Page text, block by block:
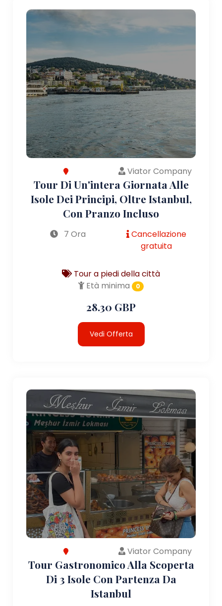
Viator Company
Tour Di Un'intera Giornata Alle
Isole Dei Principi, Oltre Istanbul,
Con Pranzo Incluso
7 Ora
Cancellazione
gratuita
Tour a piedi della città
Età minima
0
28.30 GBP
Vedi Offerta
Viator Company
Tour Gastronomico Alla Scoperta
Di 3 Isole Con Partenza Da
Istanbul